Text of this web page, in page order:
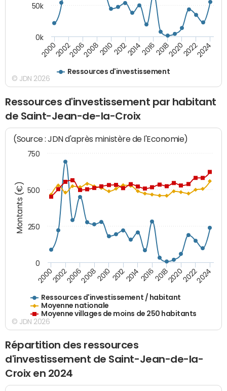
Ressources d'investissement
200020022006200820102012201420162018202020222024
0k
50k
© JDN 2026
Ressources d'investissement par habitant
de Saint-Jean-de-la-Croix
Montants (€)
(Source : JDN d'après ministère de l'Economie)
Ressources d'investissement / habitant
Moyenne nationale
Moyenne villages de moins de 250 habitants
20002002200620082010 2012201420162018202020222024
0
250
500
750
© JDN 2026
Répartition des ressources
d'investissement de Saint-Jean-de-la-
Croix en 2024